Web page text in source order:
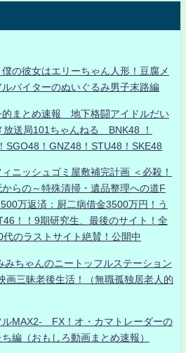
の彼女はエリーちゃん人形！豆腐メ
バイターのぬいぐるみ男子末路編
まとめ速報 地下格闘アイドルだい
送局101ちゃんねる BNK48 ！
SGO48！GNZ48！STU48！SKE48
ニッシュゴミ屋敷補完計画 ＜必殺！
らの～特殊清掃・遺品整理への道F
万返済：厨二病借金3500万円！う
！！9期研究生、最後のサイト！全
のラストサイト絶賛！公開中
みちゃんのニートッフルステーション
画三昧老後生活！（無職孤独居老人的
ルMAX2- FX！オ・カマトレーダーの
編（おもしろ動画まとめ速報）